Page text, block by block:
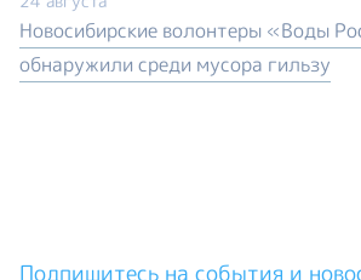
Новосибирские волонтеры «Воды
обнаружили среди мусора гильзу
Подпишитесь на события и